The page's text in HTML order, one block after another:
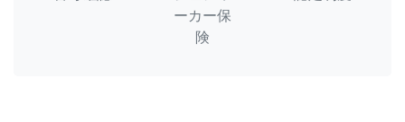
ーカー保
険